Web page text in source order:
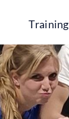
Training